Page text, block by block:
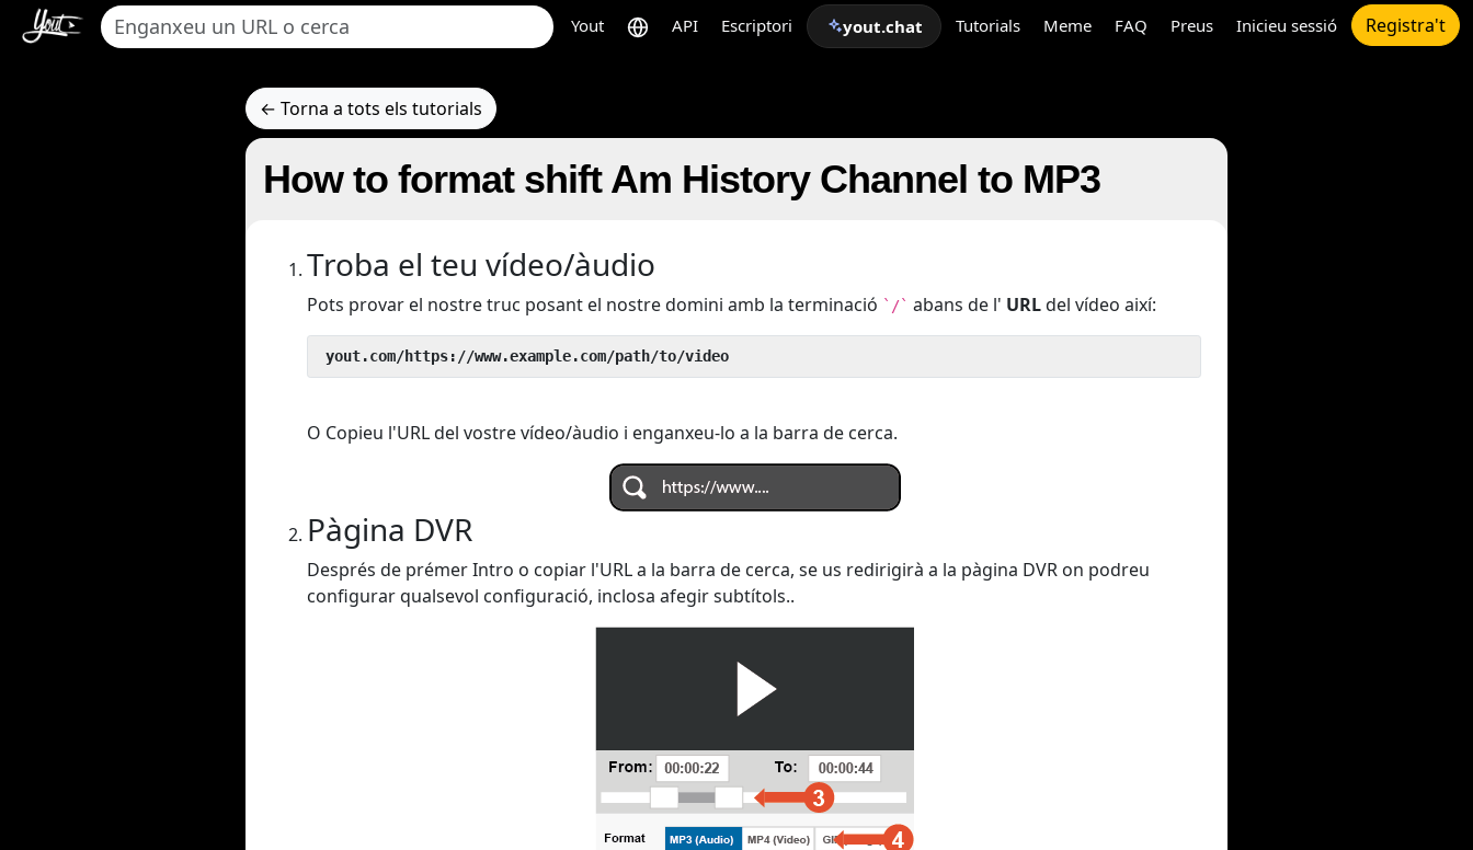
Yout API Escriptori yout.chat Tutorials Meme FAQ Preus Inicieu sessió Registra't
← Torna a tots els tutorials
How to format shift Am History Channel to MP3
Troba el teu vídeo/àudio
Pots provar el nostre truc posant el nostre domini amb la terminació `/` abans de l' URLdel vídeo així:
yout.com/https://www.example.com/path/to/video
O Copieu l'URL del vostre vídeo/àudio i enganxeu-lo a la barra de cerca.
Pàgina DVR
Després de prémer Intro o copiar l'URL a la barra de cerca, se us redirigirà a la pàgina DVR on podreu
configurar qualsevol configuració, inclosa afegir subtítols..